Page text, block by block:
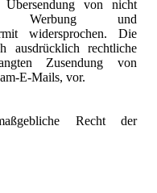
Übersendung von nicht
Werbung und
widersprochen. Die
ausdrücklich rechtliche
Zusendung von
E-Mails, vor.
Recht der